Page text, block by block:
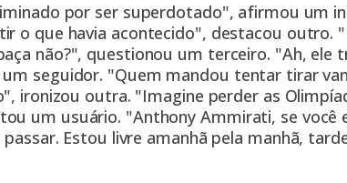
por ser superdotado", afirmou um
o que havia acontecido", destacou outro.
não?", questionou um terceiro. "Ah, ele
seguidor. "Quem mandou tentar tirar
ironizou outra. "Imagine perder as
um usuário. "Anthony Ammirati, se você
passar. Estou livre amanhã pela manhã,